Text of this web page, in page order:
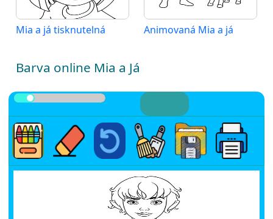
Mia a já tisknutelná Animovaná Mia a já
Barva online Mia a Já